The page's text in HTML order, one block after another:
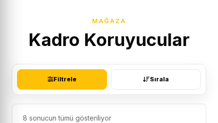
MAĞAZA
Kadro Koruyucular
Filtrele Sırala
8 sonucun tümü gösteriliyor